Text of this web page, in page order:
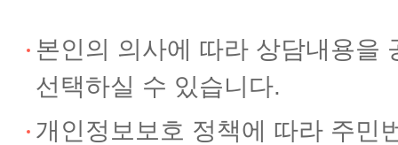
본인의 의사에 따라 상담내용을
선택하실 수 있습니다.
개인정보보호 정책에 따라 주민